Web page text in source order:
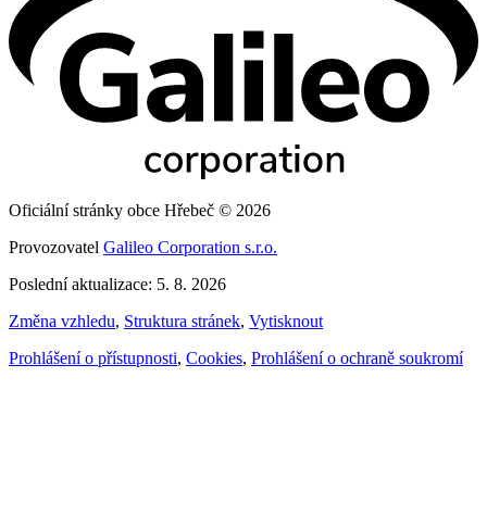
Oficiální stránky obce Hřebeč © 2026
Provozovatel Galileo Corporation s.r.o.
Poslední aktualizace: 5. 8. 2026
Změna vzhledu, Struktura stránek, Vytisknout
Prohlášení o přístupnosti, Cookies, Prohlášení o ochraně soukromí